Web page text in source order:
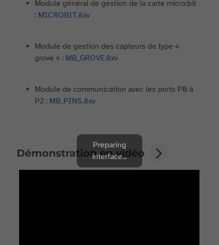
Module général de gestion de la carte micro:bit
: MICROBIT.8xv
Module de gestion des capteurs de type «
grove » : MB_GROVE.8xv
Module de communication avec les ports P0 à
P2 : MB_PINS.8xv
Démonstration en vidéo
Preparing
interface...